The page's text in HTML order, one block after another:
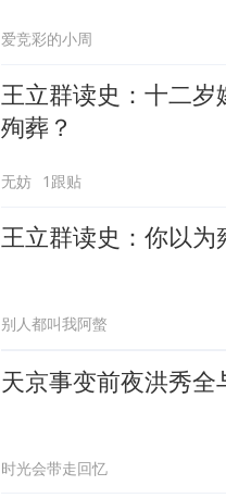
爱竞彩的小周
王立群读史：十二
殉葬？
无妨 1跟贴
王立群读史：你以为
别人都叫我阿螫
天京事变前夜洪秀
时光会带走回忆